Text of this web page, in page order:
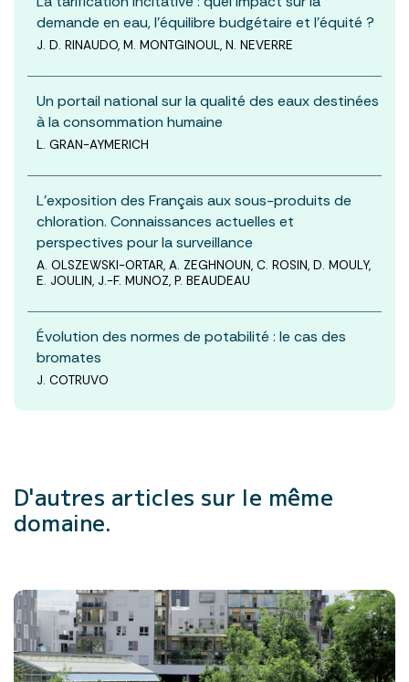
demande en eau, l’équilibre budgétaire et l’équité ?
J. D. RINAUDO, M. MONTGINOUL, N. NEVERRE
Un portail national sur la qualité des eaux destinées
à la consommation humaine
L. GRAN-AYMERICH
L’exposition des Français aux sous-produits de
chloration. Connaissances actuelles et
perspectives pour la surveillance
A. OLSZEWSKI-ORTAR, A. ZEGHNOUN, C. ROSIN, D. MOULY,
E. JOULIN, J.-F. MUNOZ, P. BEAUDEAU
Évolution des normes de potabilité : le cas des
bromates
J. COTRUVO
D'autres articles sur le même
domaine.